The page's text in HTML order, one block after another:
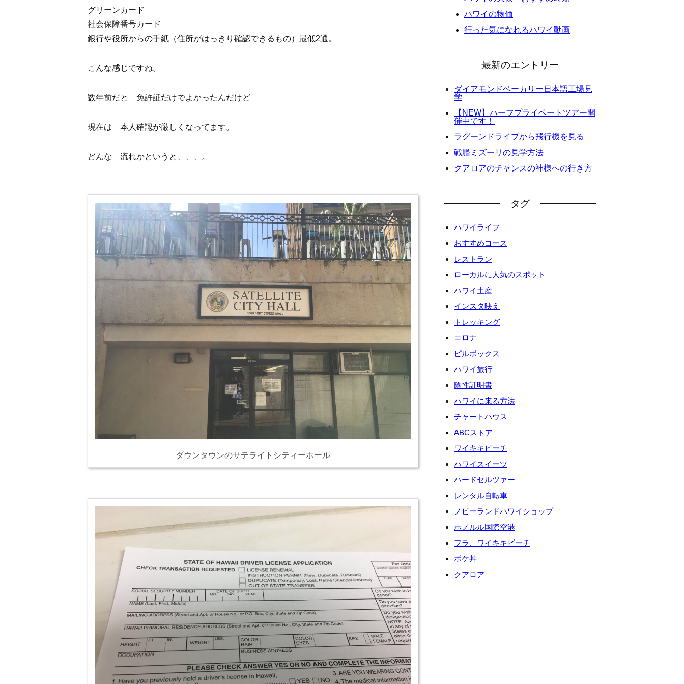
グリーンカード
社会保障番号カード
銀行や役所からの手紙（住所がはっきり確認できるもの）最低2通。
こんな感じですね。
数年前だと 免許証だけでよかったんだけど
現在は 本人確認が厳しくなってます。
どんな 流れかというと、、、。
ダウンタウンのサテライトシティーホール
ハワイの物価
行った気になれるハワイ動画
最新のエントリー
ダイアモンドベーカリー日本語工場見
学
【NEW】ハーフプライベートツアー開
催中です！
ラグーンドライブから飛行機を見る
戦艦ミズーリの見学方法
クアロアのチャンスの神様への行き方
タグ
ハワイライフ
おすすめコース
レストラン
ローカルに人気のスポット
ハワイ土産
インスタ映え
トレッキング
コロナ
ピルボックス
ハワイ旅行
陰性証明書
ハワイに来る方法
チャートハウス
ABCストア
ワイキキビーチ
ハワイスイーツ
ハードセルツァー
レンタル自転車
ノビーランドハワイショップ
ホノルル国際空港
フラ、ワイキキビーチ
ポケ丼
クアロア